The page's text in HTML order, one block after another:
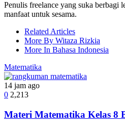
Penulis freelance yang suka berbagi
manfaat untuk sesama.
Related Articles
More By Witaza Rizkia
More In Bahasa Indonesia
Matematika
14 jam ago
0 2,213
Materi Matematika Kelas 8